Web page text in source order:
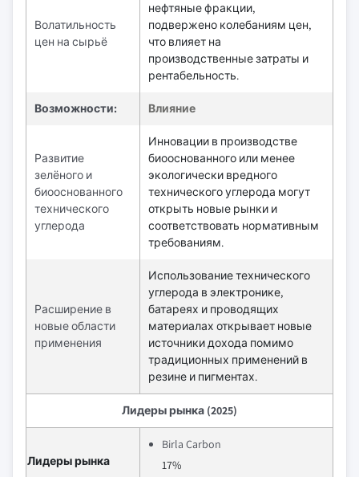
Волатильность
цен на сырьё
нефтяные фракции,
подвержено колебаниям цен,
что влияет на
производственные затраты и
рентабельность.
Возможности: Влияние
Развитие
зелёного и
биооснованного
технического
углерода
Инновации в производстве
биооснованного или менее
экологически вредного
технического углерода могут
открыть новые рынки и
соответствовать нормативным
требованиям.
Расширение в
новые области
применения
Использование технического
углерода в электронике,
батареях и проводящих
материалах открывает новые
источники дохода помимо
традиционных применений в
резине и пигментах.
Лидеры рынка (2025)
Лидеры рынка
Birla Carbon
17%